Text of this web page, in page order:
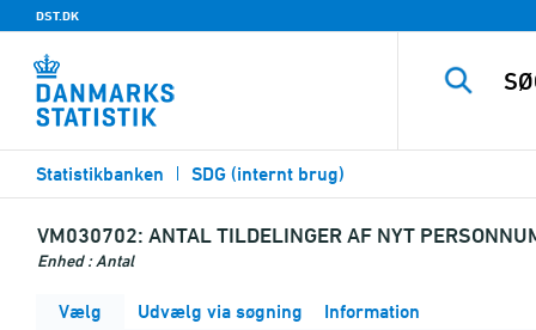
DST.DK
Statistikbanken SDG (internt brug)
VM030702: ANTAL TILDELINGER AF NYT
Enhed : Antal
Vælg Udvælg via søgning Information